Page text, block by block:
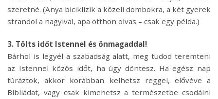
szeretné. (Anya biciklizik a közeli dombokra, a két gyerek
strandol a nagyival, apa otthon olvas – csak egy példa.)
3. Tölts időt Istennel és önmagaddal!
Bárhol is legyél a szabadság alatt, meg tudod teremteni
az Istennel közös időt, ha úgy döntesz. Ha egész nap
túráztok, akkor korábban kelhetsz reggel, elővéve a
Bibliádat, vagy csak kimehetsz a természetbe csodálni